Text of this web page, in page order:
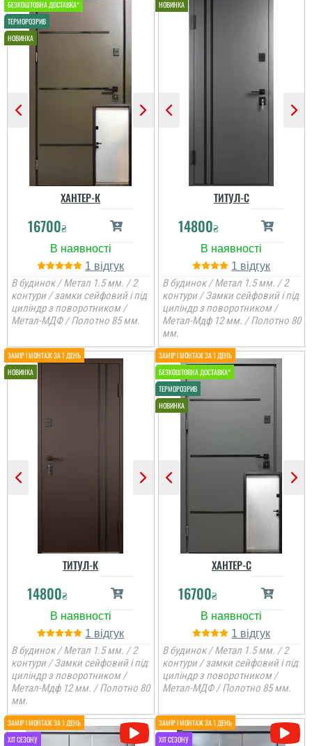
ХАНТЕР-К
16700₴
1
В будинок / Метал 1.5 мм. / 2
контури / замки сейфовий і під
циліндр з поворотником /
Метал-МДФ / Полотно 85 мм.
ТИТУЛ-С
14800₴
1
В будинок / Метал 1.5 мм. / 2
контури / Замки сейфовий і під
циліндр з поворотником /
Метал-Мдф 12 мм. / Полотно 80
мм.
ТИТУЛ-К
14800₴
1
В будинок / Метал 1.5 мм. / 2
контури / Замки сейфовий і під
циліндр з поворотником /
Метал-Мдф 12 мм. / Полотно 80
мм.
ХАНТЕР-С
16700₴
1
В будинок / Метал 1.5 мм. / 2
контури / замки сейфовий і під
циліндр з поворотником /
Метал-МДФ / Полотно 85 мм.